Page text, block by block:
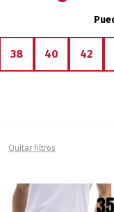
38 40 42
Quitar filtros